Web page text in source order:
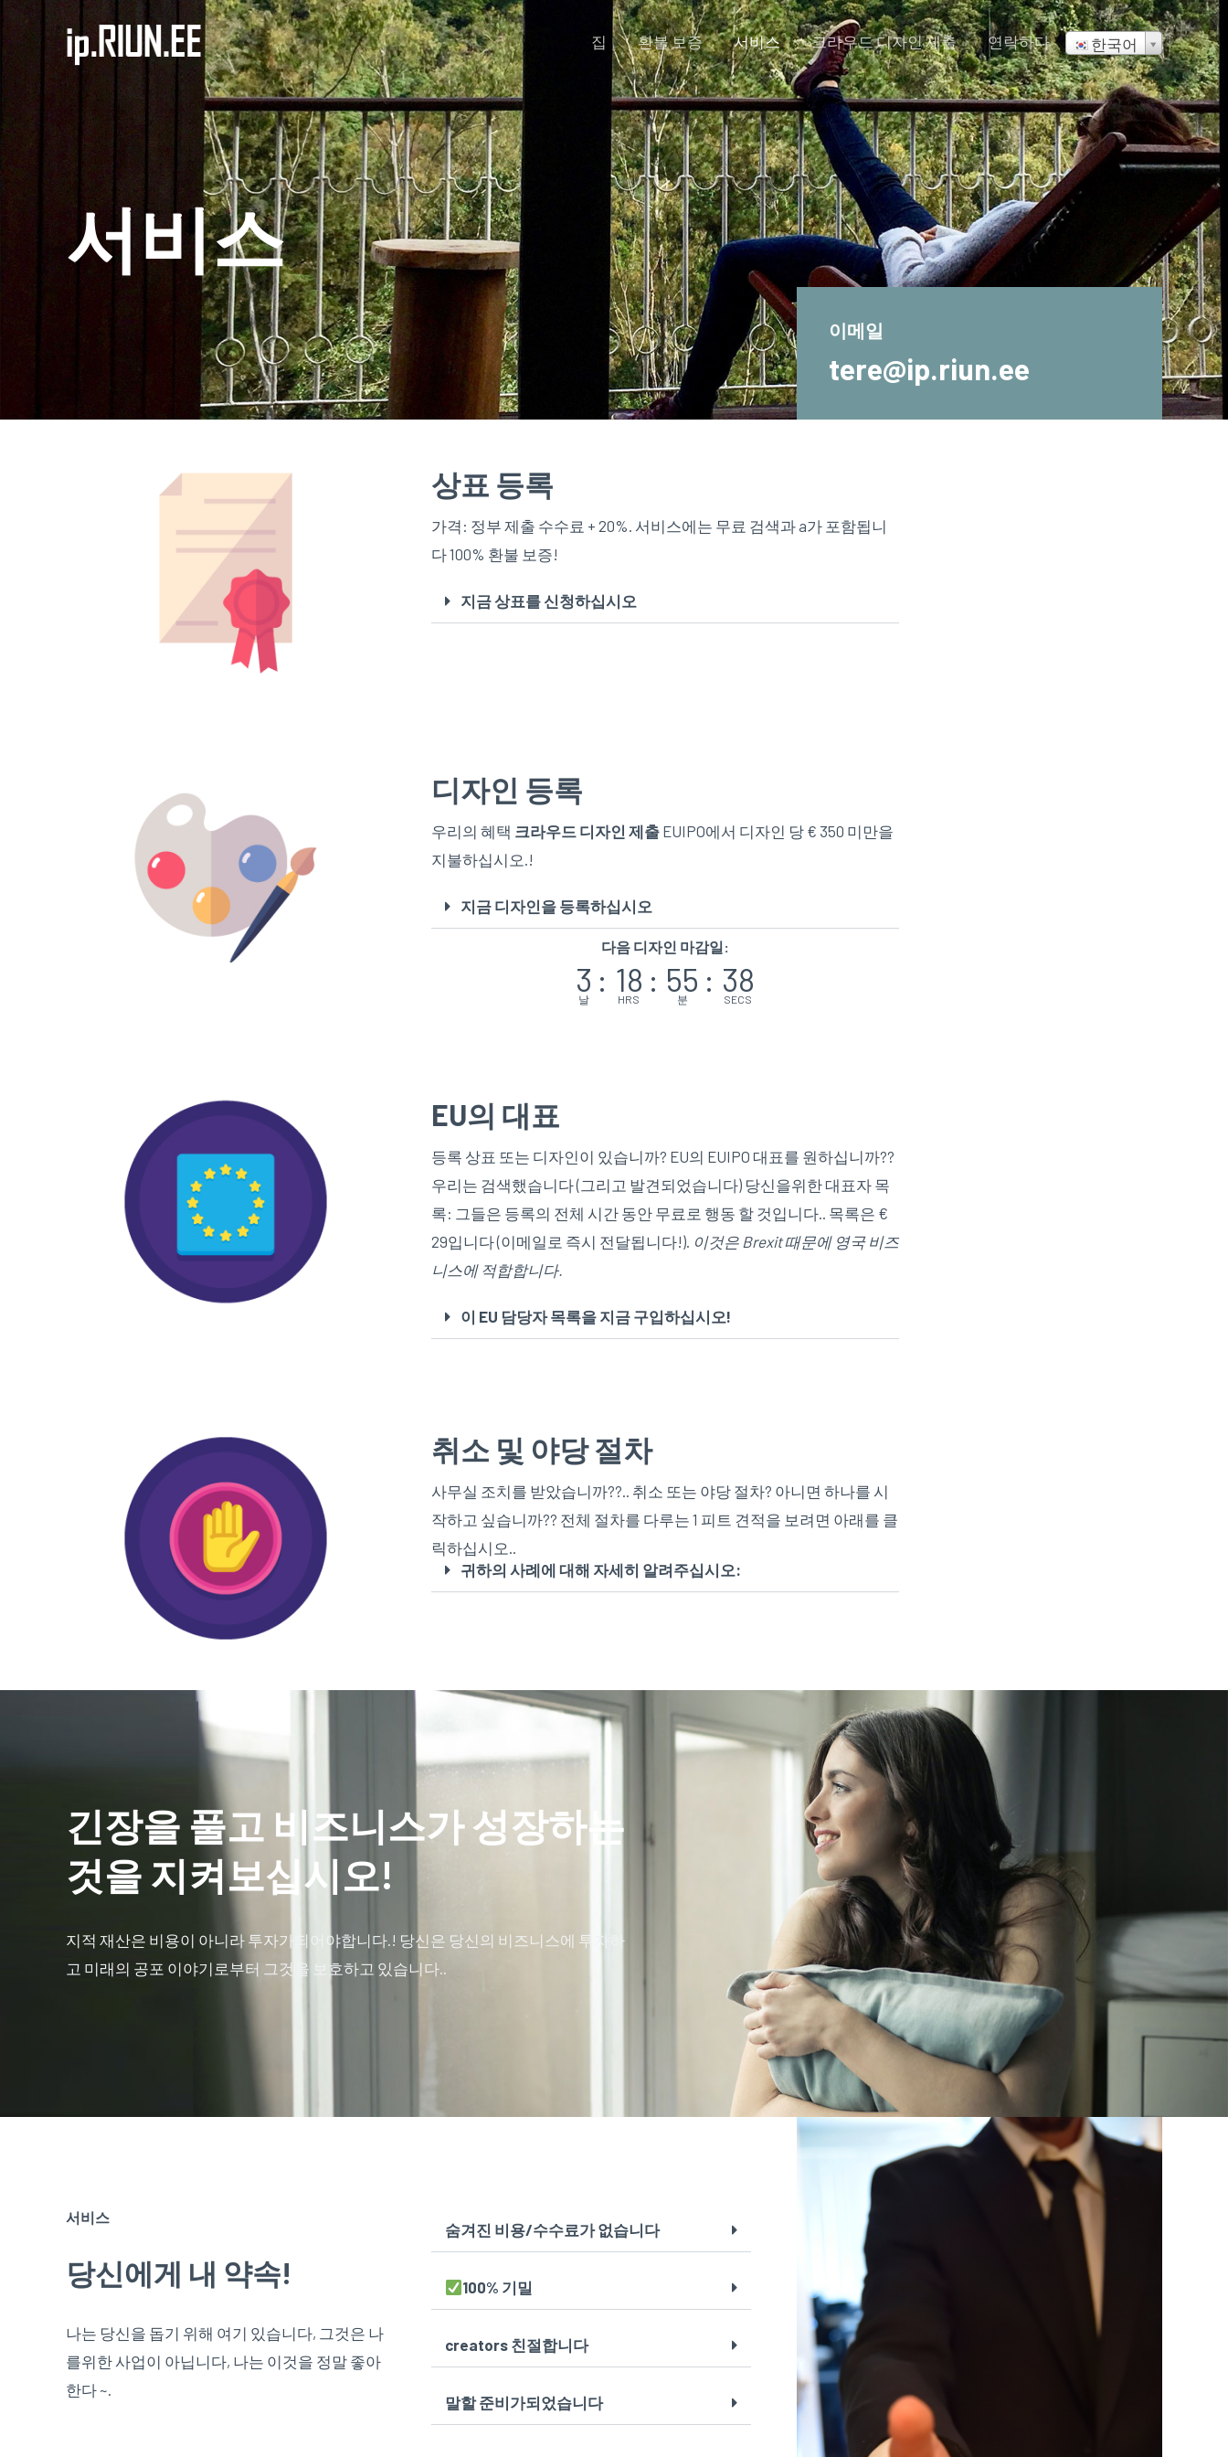
콘
건
뜁
집 환불 보증 서비스 크라우드 디자인 제출 연락하다 한국어
서비스
이메일
tere@ip.riun.ee
상표 등록
가격: 정부 제출 수수료 + 20%. 서비스에는 무료 검색과 a가 포함됩니
다 100% 환불 보증!
지금 상표를 신청하십시오
디자인 등록
우리의 혜택 크라우드 디자인 제출EUIPO에서 디자인 당 € 350 미만을
지불하십시오.!
지금 디자인을 등록하십시오
다음 디자인 마감일:
3
날
: 18
HRS
: 55
분
: 36
SECS
EU의 대표
등록 상표 또는 디자인이 있습니까? EU의 EUIPO 대표를 원하십니까??
우리는 검색했습니다 (그리고 발견되었습니다) 당신을위한 대표자 목
록: 그들은 등록의 전체 시간 동안 무료로 행동 할 것입니다.. 목록은 €
29입니다 (이메일로 즉시 전달됩니다!). 이것은 Brexit 때문에 영국 비즈
니스에 적합합니다.
이 EU 담당자 목록을 지금 구입하십시오!
취소 및 야당 절차
사무실 조치를 받았습니까??.. 취소 또는 야당 절차? 아니면 하나를 시
작하고 싶습니까?? 전체 절차를 다루는 1 피트 견적을 보려면 아래를 클
릭하십시오..
귀하의 사례에 대해 자세히 알려주십시오:
긴장을 풀고 비즈니스가 성장하는
것을 지켜보십시오!
지적 재산은 비용이 아니라 투자가되어야합니다.! 당신은 당신의 비즈니스에 투자하
고 미래의 공포 이야기로부터 그것을 보호하고 있습니다..
서비스
당신에게 내 약속!
나는 당신을 돕기 위해 여기 있습니다, 그것은 나
를위한 사업이 아닙니다, 나는 이것을 정말 좋아
한다 ~.
숨겨진 비용/수수료가 없습니다
100% 기밀
creators 친절합니다
말할 준비가되었습니다